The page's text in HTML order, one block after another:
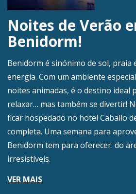
Noites de Verão
Benidorm!
Benidorm é sinónimo de sol, praia
energia. Com um ambiente
noites animadas, é o destino ideal
relaxar… mas também se divertir!
ficar hospedado no hotel Caballo
completa. Uma semana para
Benidorm tem para oferecer: do
irresistíveis.
VER MAIS